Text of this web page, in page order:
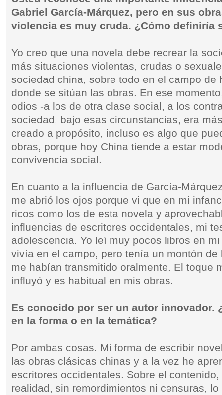
Gabriel García-Márquez, pero en sus
violencia es muy cruda. ¿Cómo definiría
Yo creo que una novela debe recrear la
más situaciones violentas, crudas o
sociedad china, sobre todo en el campo de
donde se sitúan las obras. En ese
odios -a los de otra clase social, a los
sociedad, bajo esas circunstancias, era
creado a propósito, incluso es algo que
obras, porque hoy China tiende a estar
convivencia social.
En cuanto a la influencia de García-
me abrió los ojos porque vi que en mi
ricos como los de esta novela y
influencias de escritores occidentales, mi
adolescencia. Yo leí muy pocos libros en
vivía en el campo, pero tenía un montón
me habían transmitido oralmente. El toque
influyó y es habitual en mis obras.
Es conocido por ser un autor innovador.
en la forma o en la temática?
Por ambas cosas. Mi forma de escribir
las obras clásicas chinas y a la vez he
escritores occidentales. Sobre el
realidad, sin remordimientos ni censuras,